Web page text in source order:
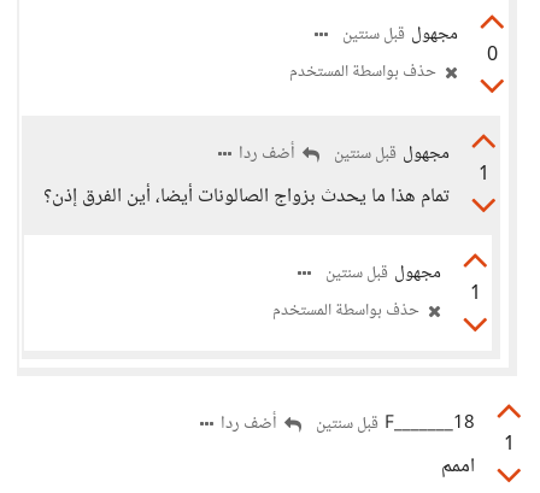
0
مجهول قبل سنتين
حذف بواسطة المستخدم
1
مجهول قبل سنتين أضف ردا
تمام هذا ما يحدث بزواج الصالونات أيضا، أين الفرق إذن؟
1
مجهول قبل سنتين
حذف بواسطة المستخدم
1
F_______18 قبل سنتين أضف ردا
اممم